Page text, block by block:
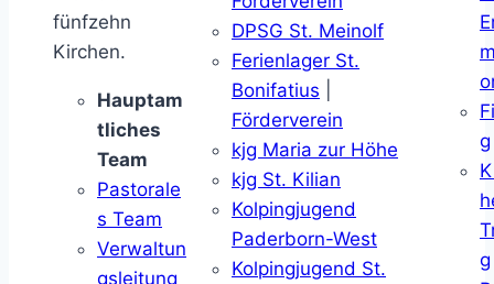
fünfzehn
Kirchen.
Hauptam
tliches
Team
Pastorale
s Team
Verwaltun
gsleitung
DPSG St. Meinolf
Ferienlager St.
Bonifatius
Förderverein
kjg Maria zur Höhe
kjg St. Kilian
Kolpingjugend
Paderborn-West
Kolpingjugend St.
g
g